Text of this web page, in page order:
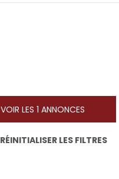
VOIR LES 1 ANNONCES
RÉINITIALISER LES FILTRES